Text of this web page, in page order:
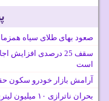
صعود بهای طلای سیاه
سقف 25 درصدی
است
آرامش بازار خودرو سکون
بحران ناترازی ۱۰ میلیون لیتری بنزین لزوم مدیریت تقاضا و اصلاح ساختار